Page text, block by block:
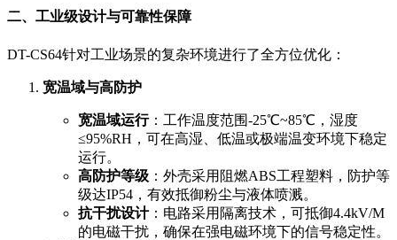
二、工业级设计与可靠性保障
DT-CS64针对工业场景的复杂环境进行了全方位优化：
宽温域与高防护
宽温域运行：工作温度范围-25℃~85℃，湿度
≤95%RH，可在高湿、低温或极端温变环境下稳定
运行。
高防护等级 ：外壳采用阻燃ABS工程塑料，防护等
级达IP54，有效抵御粉尘与液体喷溅。
抗干扰设计：电路采用隔离技术，可抵御4.4kV/M
的电磁干扰，确保在强电磁环境下的信号稳定性。